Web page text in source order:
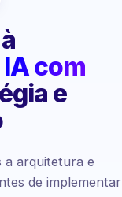
IA com
e
a arquitetura e
de implementar